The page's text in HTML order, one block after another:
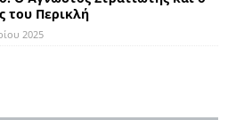
του Περικλή
2025